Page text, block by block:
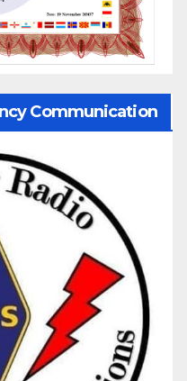
Communication